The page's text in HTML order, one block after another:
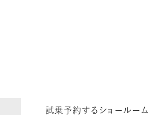
試乗予約するショールーム